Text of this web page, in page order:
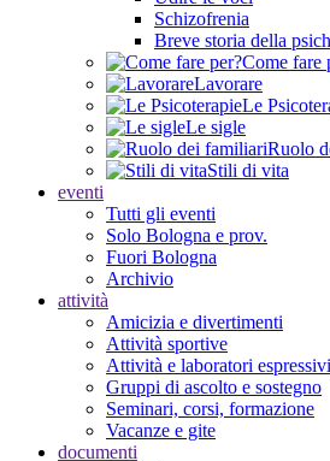
Schizofrenia
Breve storia della
Come fare
Lavorare
Le
Le sigle
Ruolo
Stili di vita
eventi
Tutti gli eventi
Solo Bologna e prov.
Fuori Bologna
Archivio
attività
Amicizia e divertimenti
Attività sportive
Attività e laboratori espressivi
Gruppi di ascolto e sostegno
Seminari, corsi, formazione
Vacanze e gite
documenti